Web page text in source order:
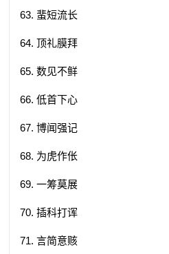
63. 蜚短流长
64. 顶礼膜拜
65. 数见不鲜
66. 低首下心
67. 博闻强记
68. 为虎作伥
69. 一筹莫展
70. 插科打诨
71. 言简意赅